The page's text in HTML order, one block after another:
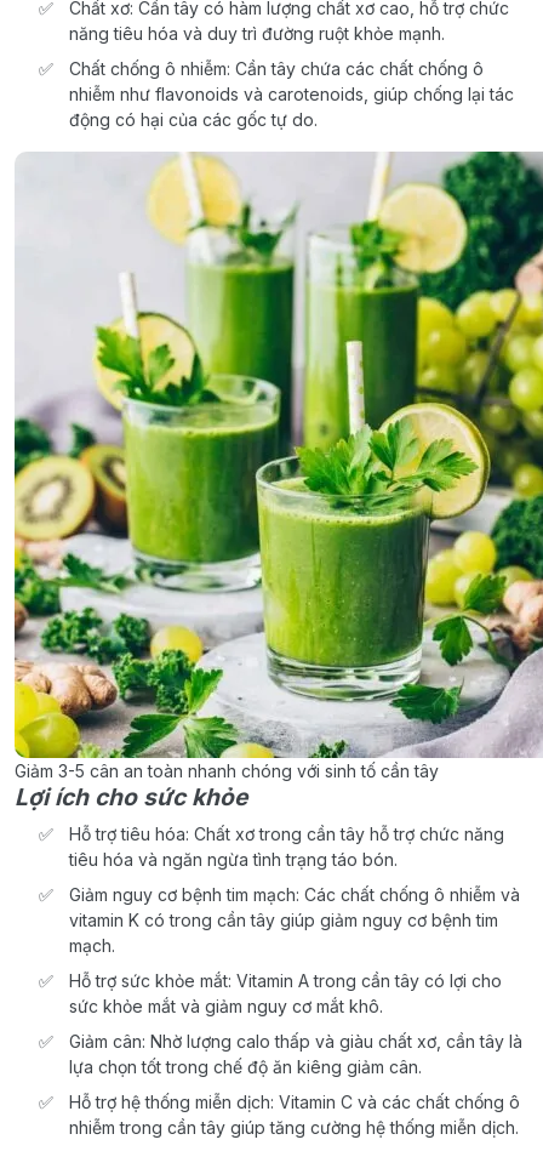
Chất xơ: Cần tây có hàm lượng chất xơ cao, hỗ trợ chức
năng tiêu hóa và duy trì đường ruột khỏe mạnh.
Chất chống ô nhiễm: Cần tây chứa các chất chống ô
nhiễm như flavonoids và carotenoids, giúp chống lại tác
động có hại của các gốc tự do.
Giảm 3-5 cân an toàn nhanh chóng với sinh tố cần tây
Lợi ích cho sức khỏe
Hỗ trợ tiêu hóa: Chất xơ trong cần tây hỗ trợ chức năng
tiêu hóa và ngăn ngừa tình trạng táo bón.
Giảm nguy cơ bệnh tim mạch: Các chất chống ô nhiễm và
vitamin K có trong cần tây giúp giảm nguy cơ bệnh tim
mạch.
Hỗ trợ sức khỏe mắt: Vitamin A trong cần tây có lợi cho
sức khỏe mắt và giảm nguy cơ mắt khô.
Giảm cân: Nhờ lượng calo thấp và giàu chất xơ, cần tây là
lựa chọn tốt trong chế độ ăn kiêng giảm cân.
Hỗ trợ hệ thống miễn dịch: Vitamin C và các chất chống ô
nhiễm trong cần tây giúp tăng cường hệ thống miễn dịch.